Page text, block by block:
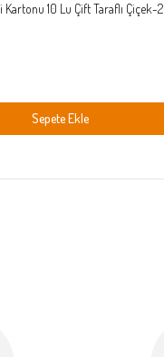
Kartonu 10 Lu Çift Taraflı Çiçek-2
Sepete Ekle